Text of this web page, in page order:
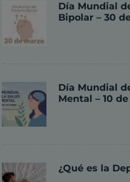
Día Mundial
Bipolar – 30
Día Mundial
Mental – 10
¿Qué es la